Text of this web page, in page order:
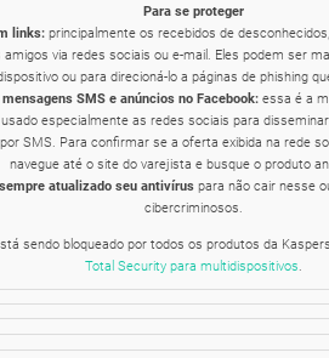
Para se proteger
links:principalmente os recebidos de
amigos via redes sociais ou e-mail. Eles podem ser
ou para direcioná-lo a páginas de phishing
mensagens SMS e anúncios no Facebook: essa é a
especialmente as redes sociais para
SMS. Para confirmar se a oferta exibida na rede
navegue até o site do varejista e busque o produto
atualizado seu antivírus para não cair nesse
cibercriminosos.
sendo bloqueado por todos os produtos da
Total Security para multidispositivos.